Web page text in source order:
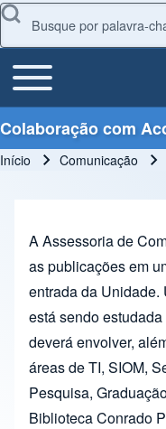
Search
Main Menu
Toggle main menu
Colaboração com
Início Comunicação
A Assessoria de
as publicações em
entrada da
está sendo
deverá envolver,
áreas de TI, SIOM,
Pesquisa,
Biblioteca Conrado